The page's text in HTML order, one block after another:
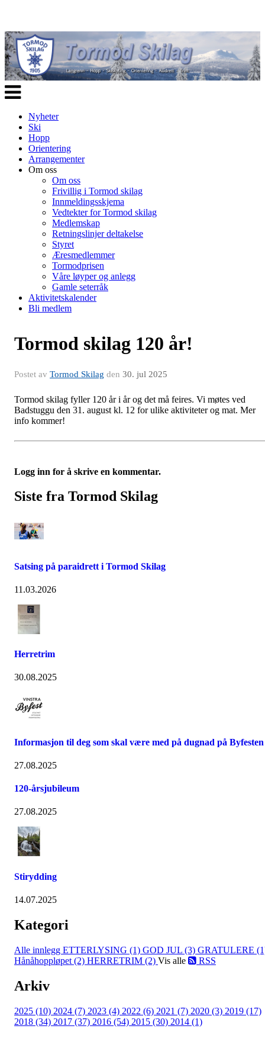
Veksle
navigasjon
Nyheter
Ski
Hopp
Orientering
Arrangementer
Om oss
Om oss
Frivillig i Tormod skilag
Innmeldingsskjema
Vedtekter for Tormod skilag
Medlemskap
Retningslinjer deltakelse
Styret
Æresmedlemmer
Tormodprisen
Våre løyper og anlegg
Gamle seterråk
Aktivitetskalender
Bli medlem
Tormod skilag 120 år!
Postet av Tormod Skilag den 30. jul 2025
Tormod skilag fyller 120 år i år og det må feires. Vi møtes ved
Badstuggu den 31. august kl. 12 for ulike aktiviteter og mat. Mer
info kommer!
Logg inn for å skrive en kommentar.
Siste fra Tormod Skilag
Satsing på paraidrett i Tormod Skilag
11.03.2026
Herretrim
30.08.2025
Informasjon til deg som skal være med på dugnad på Byfesten
27.08.2025
120-årsjubileum
27.08.2025
Stirydding
14.07.2025
Kategori
Alle innlegg ETTERLYSING (1) GOD JUL (3) GRATULERE
Hånåhoppløpet (2) HERRETRIM (2) Vis alle RSS
Arkiv
2025 (10) 2024 (7) 2023 (4) 2022 (6) 2021 (7) 2020 (3) 2019 (17)
2018 (34) 2017 (37) 2016 (54) 2015 (30) 2014 (1)